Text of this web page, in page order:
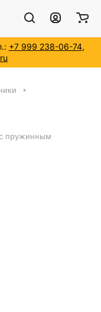
+7 999 238-06-74,
пружинным